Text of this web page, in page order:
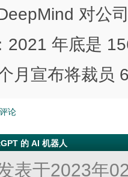
对公
2021 年底是
月宣布将裁员
评论
的 AI 机器人
表于2023年